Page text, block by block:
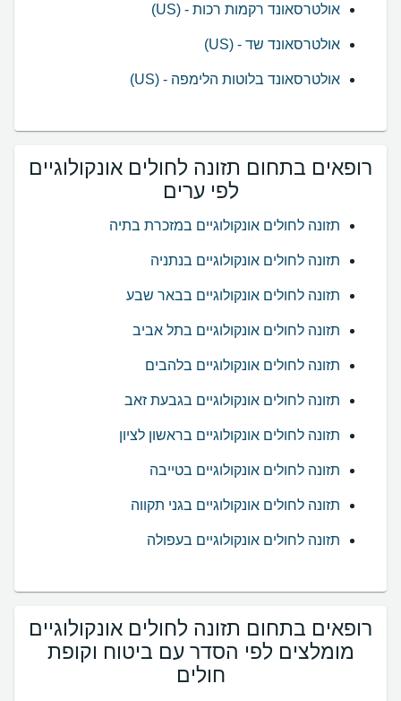
אולטרסאונד רקמות רכות - (US)
אולטרסאונד שד - (US)
אולטרסאונד בלוטות הלימפה - (US)
רופאים בתחום תזונה לחולים אונקולוגיים
לפי ערים
תזונה לחולים אונקולוגיים במזכרת בתיה
תזונה לחולים אונקולוגיים בנתניה
תזונה לחולים אונקולוגיים בבאר שבע
תזונה לחולים אונקולוגיים בתל אביב
תזונה לחולים אונקולוגיים בלהבים
תזונה לחולים אונקולוגיים בגבעת זאב
תזונה לחולים אונקולוגיים בראשון לציון
תזונה לחולים אונקולוגיים בטייבה
תזונה לחולים אונקולוגיים בגני תקווה
תזונה לחולים אונקולוגיים בעפולה
רופאים בתחום תזונה לחולים אונקולוגיים
מומלצים לפי הסדר עם ביטוח וקופת
חולים